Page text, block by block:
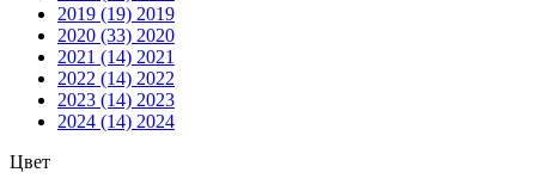
2019 (19) 2019
2020 (33) 2020
2021 (14) 2021
2022 (14) 2022
2023 (14) 2023
2024 (14) 2024
Цвет